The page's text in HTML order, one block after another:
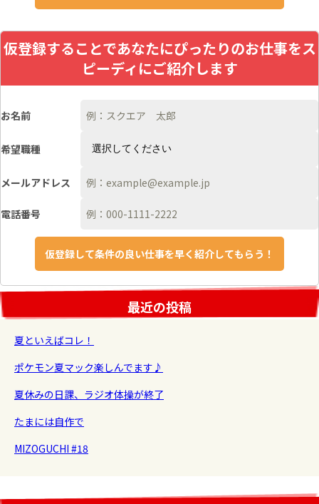
仮登録することであなたにぴったりのお仕事をス
ピーディにご紹介します
お名前
希望職種
メールアドレス
電話番号
最近の投稿
夏といえばコレ！
ポケモン夏マック楽しんでます♪
夏休みの日課、ラジオ体操が終了
たまには自作で
MIZOGUCHI #18